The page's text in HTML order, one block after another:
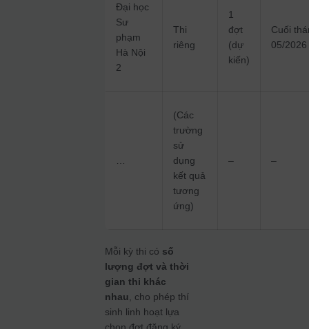
Đại học
Sư
phạm
Hà Nội
2
Thi
riêng
1
đợt
(dự
kiến)
Cuối
05/2026
(Các
trường
sử
dụng
kết quả
tương
ứng)
– –
Mỗi kỳ thi có số
lượng đợt và thời
gian thi khác
nhau , cho phép thí
sinh linh hoạt lựa
chọn đợt đăng ký